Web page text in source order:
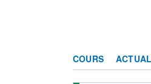
COURS